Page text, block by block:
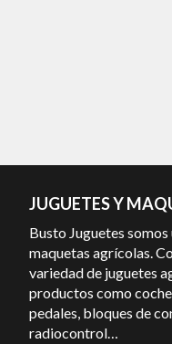
JUGUETES Y
Busto Juguetes
maquetas agrícolas.
variedad de juguetes
productos como
pedales, bloques de
radiocontrol…